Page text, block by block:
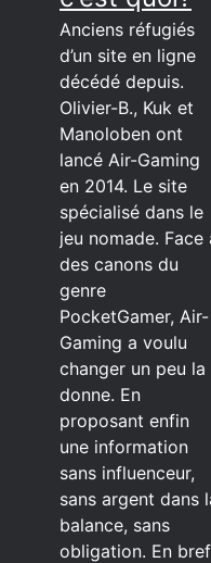
Anciens réfugiés
d’un site en ligne
décédé depuis.
Olivier-B., Kuk et
Manoloben ont
lancé Air-Gaming
en 2014. Le site
spécialisé dans le
jeu nomade. Face
des canons du
genre
PocketGamer, Air-
Gaming a voulu
changer un peu la
donne. En
proposant enfin
une information
sans influenceur,
sans argent dans
balance, sans
obligation. En bref